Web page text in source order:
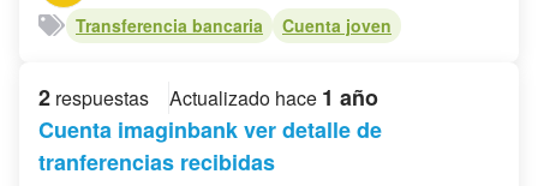
Transferencia bancaria
Cuenta joven
2 respuestas Actualizado hace 1 año
Cuenta imaginbank ver detalle de
tranferencias recibidas